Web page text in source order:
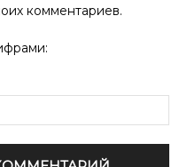
комментариев.